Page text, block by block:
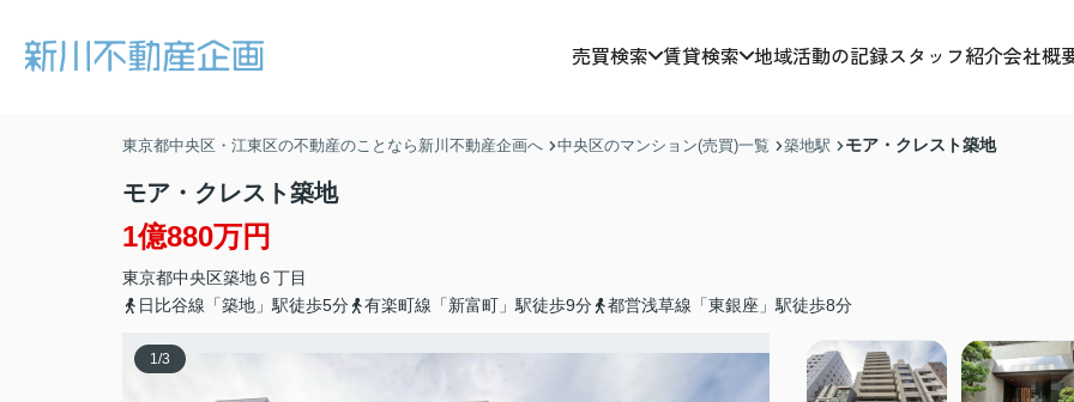
売買検索 賃貸検索 地域活動の記録スタッフ紹介会社概
東京都中央区・江東区の不動産のことなら新川不動産企画へ 中央区のマンション(売買)一覧 築地駅 モア・クレスト築地
モア・クレスト築地
1億880万円
東京都中央区築地６丁目
日比谷線「築地」駅徒歩5分
有楽町線「新富町」駅徒歩9分 都営浅草線「東銀座」駅徒歩8分
1/3